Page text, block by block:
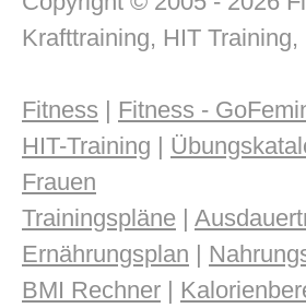
Krafttraining, HIT
Fitness | Fitness -
HIT-Training |
Frauen
Trainingspläne |
Ernährungsplan |
BMI Rechner |